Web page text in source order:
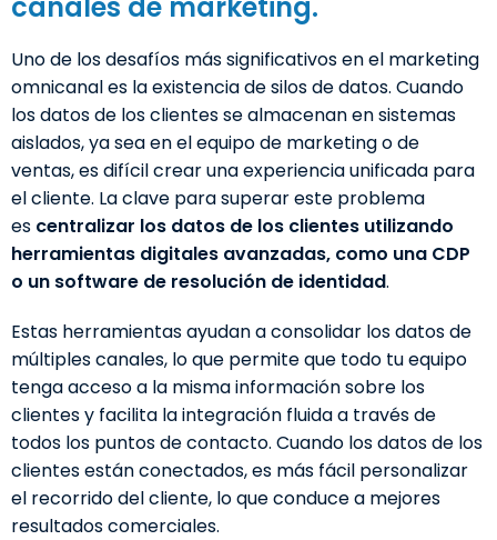
Uno de los desafíos más significativos en el marketing
omnicanal es la existencia de silos de datos. Cuando
los datos de los clientes se almacenan en sistemas
aislados, ya sea en el equipo de marketing o de
ventas, es difícil crear una experiencia unificada para
el cliente. La clave para superar este problema
es centralizar los datos de los clientes utilizando
herramientas digitales avanzadas, como una CDP
o un software de resolución de identidad.
Estas herramientas ayudan a consolidar los datos de
múltiples canales, lo que permite que todo tu equipo
tenga acceso a la misma información sobre los
clientes y facilita la integración fluida a través de
todos los puntos de contacto. Cuando los datos de los
clientes están conectados, es más fácil personalizar
el recorrido del cliente, lo que conduce a mejores
resultados comerciales.